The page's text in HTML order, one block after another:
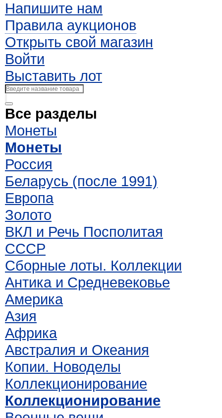
Напишите нам
Правила аукционов
Открыть свой магазин
Войти
Выставить лот
Все разделы
Монеты
Монеты
Россия
Беларусь (после 1991)
Европа
Золото
ВКЛ и Речь Посполитая
СССР
Сборные лоты. Коллекции
Антика и Средневековье
Америка
Азия
Африка
Австралия и Океания
Копии. Новоделы
Коллекционирование
Коллекционирование